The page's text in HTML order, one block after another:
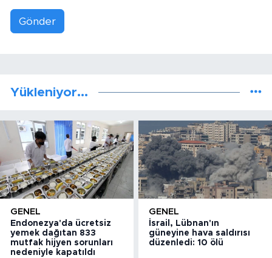
Gönder
Yükleniyor...
GENEL
Endonezya'da ücretsiz
yemek dağıtan 833
mutfak hijyen sorunları
nedeniyle kapatıldı
GENEL
İsrail, Lübnan'ın
güneyine hava saldırısı
düzenledi: 10 ölü